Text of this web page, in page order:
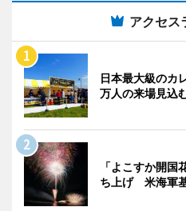
アクセス
日本最大級の
万人の来場見込
「よこすか開国
ち上げ 米海軍